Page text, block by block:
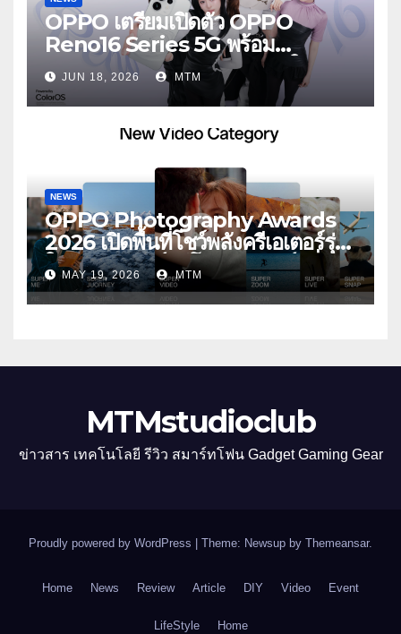
OPPO เตรียมเปิดตัว OPPO
Reno16 Series 5G พร้อม
ประกาศ BABYMONSTER ใน
ฐานะ Reno Girls ชวนสัมผัส
ประสบการณ์ถ่ายภาพมุมกว้างพิเศษที่
อัปเกรดไปอีกขั้น กับ 4 สี 4 เทรนดี้
JUN 18, 2026 MTM
NEWS
OPPO Photography Awards
2026 เปิดพื้นที่โชว์พลังครีเอเตอร์รุ่น
ใหม่ รับเทรนด์วิดีโอคอนเทนต์ เพิ่ม
หมวด “Super Video” ครั้งแรก
MAY 19, 2026 MTM
MTMstudioclub
ข่าวสาร เทคโนโลยี รีวิว สมาร์ทโฟน Gadget Gaming Gear
Proudly powered by WordPress Theme: Newsup by Themeansar.
Home News Review Article DIY Video Event
LifeStyle Home